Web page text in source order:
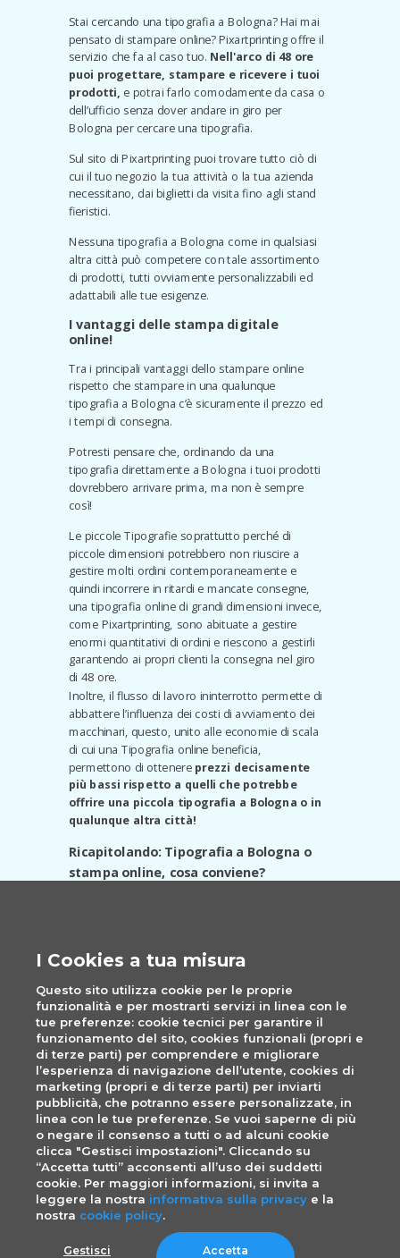
© 1994–2021 Pixartprinting S.p.A. a socio unico
Soggetta alla direzione e coordinamento di
Cimpress plc
- P.IVA IT04061550275 -
Stai cercando una tipografia a Bologna? Hai mai
pensato di stampare online? Pixartprinting offre il
servizio che fa al caso tuo. Nell'arco di 48 ore
puoi progettare, stampare e ricevere i tuoi
prodotti, e potrai farlo comodamente da casa o
dell’ufficio senza dover andare in giro per
Bologna per cercare una tipografia.
Sul sito di Pixartprinting puoi trovare tutto ciò di
cui il tuo negozio la tua attività o la tua azienda
necessitano, dai biglietti da visita fino agli stand
fieristici.
Nessuna tipografia a Bologna come in qualsiasi
altra città può competere con tale assortimento
di prodotti, tutti ovviamente personalizzabili ed
adattabili alle tue esigenze.
I vantaggi delle stampa digitale
online!
Tra i principali vantaggi dello stampare online
rispetto che stampare in una qualunque
tipografia a Bologna c’è sicuramente il prezzo ed
i tempi di consegna.
Potresti pensare che, ordinando da una
tipografia direttamente a Bologna i tuoi prodotti
dovrebbero arrivare prima, ma non è sempre
così!
Le piccole Tipografie soprattutto perché di
piccole dimensioni potrebbero non riuscire a
gestire molti ordini contemporaneamente e
quindi incorrere in ritardi e mancate consegne,
una tipografia online di grandi dimensioni invece,
come Pixartprinting, sono abituate a gestire
enormi quantitativi di ordini e riescono a gestirli
garantendo ai propri clienti la consegna nel giro
di 48 ore.
Inoltre, il flusso di lavoro ininterrotto permette di
abbattere l’influenza dei costi di avviamento dei
macchinari, questo, unito alle economie di scala
di cui una Tipografia online beneficia,
permettono di ottenere prezzi decisamente
più bassi rispetto a quelli che potrebbe
offrire una piccola tipografia a Bologna o in
qualunque altra città!
Ricapitolando: Tipografia a Bologna o
stampa online, cosa conviene?
Consegne in 48 ore
Un catalogo con centinaia di prodotti
Assistenza online e telefonica
Cosa aspetti allora? Se cerchi una
tipografia a Bologna, stampa online, su
Pixartprinting!
I Cookies a tua misura
Questo sito utilizza cookie per le proprie
funzionalità e per mostrarti servizi in linea con le
tue preferenze: cookie tecnici per garantire il
funzionamento del sito, cookies funzionali (propri e
di terze parti) per comprendere e migliorare
l’esperienza di navigazione dell’utente, cookies di
marketing (propri e di terze parti) per inviarti
pubblicità, che potranno essere personalizzate, in
linea con le tue preferenze. Se vuoi saperne di più
o negare il consenso a tutti o ad alcuni cookie
clicca "Gestisci impostazioni". Cliccando su
“Accetta tutti” acconsenti all’uso dei suddetti
cookie. Per maggiori informazioni, si invita a
leggere la nostra informativa sulla privacy e la
nostra cookie policy.
Gestisci
Accetta